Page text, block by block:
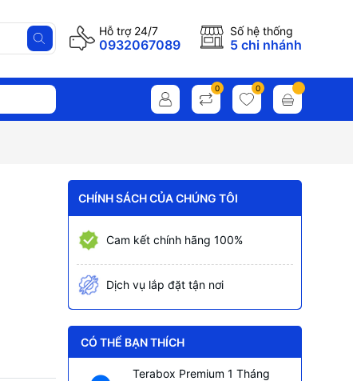
Hỗ trợ 24/7
0932067089
Số hệ thống
5 chi nhánh
0 0
CHÍNH SÁCH CỦA CHÚNG TÔI
Cam kết chính hãng 100%
Dịch vụ lắp đặt tận nơi
CÓ THỂ BẠN THÍCH
Terabox Premium 1 Tháng